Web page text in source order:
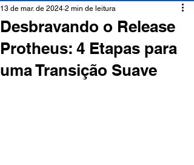
Desbravando o Release
Protheus: 4 Etapas para
uma Transição Suave
13 de mar. de 2024 2 min de leitura